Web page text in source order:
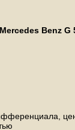
Benz G